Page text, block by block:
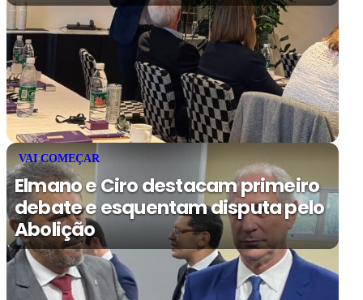
VAI COMEÇAR
Elmano e Ciro destacam primeiro
debate e esquentam disputa pelo
Abolição